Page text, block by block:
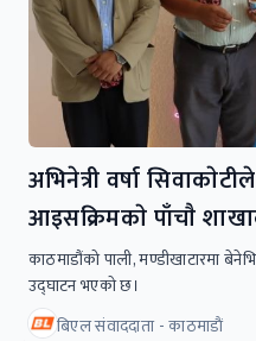
अभिनेत्री वर्षा
आइसक्रिमकाे पाँचाै
काठमाडौंको पाली, मण्डीखाटारमा
उद्घाटन भएकाे छ।
बिएल संवाददाता - काठमाडाैं